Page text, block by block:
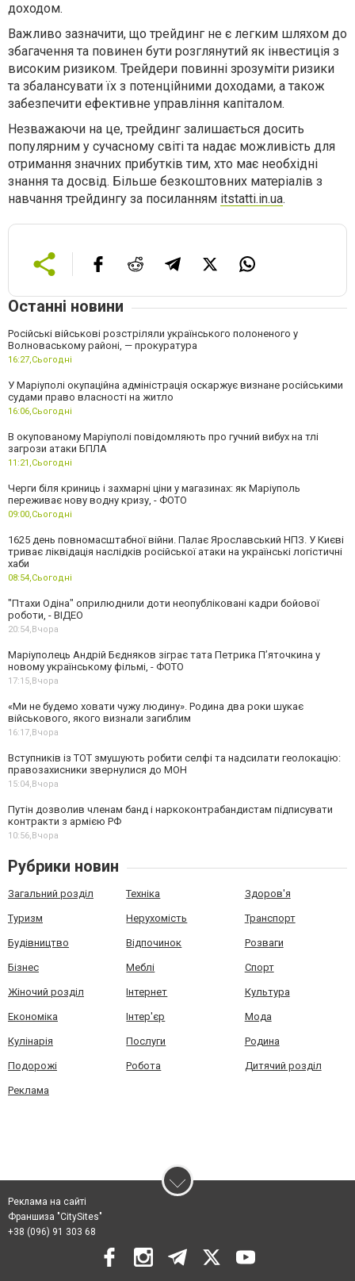
доходом.
Важливо зазначити, що трейдинг не є легким шляхом до
збагачення та повинен бути розглянутий як інвестиція з
високим ризиком. Трейдери повинні зрозуміти ризики
та збалансувати їх з потенційними доходами, а також
забезпечити ефективне управління капіталом.
Незважаючи на це, трейдинг залишається досить
популярним у сучасному світі та надає можливість для
отримання значних прибутків тим, хто має необхідні
знання та досвід. Більше безкоштовних матеріалів з
навчання трейдингу за посиланням itstatti.in.ua.
Останні новини
Російські військові розстріляли українського полоненого у
Волноваському районі, — прокуратура
16:27,Сьогодні
У Маріуполі окупаційна адміністрація оскаржує визнане російськими
судами право власності на житло
16:06,Сьогодні
В окупованому Маріуполі повідомляють про гучний вибух на тлі
загрози атаки БПЛА
11:21,Сьогодні
Черги біля криниць і захмарні ціни у магазинах: як Маріуполь
переживає нову водну кризу, - ФОТО
09:00,Сьогодні
1625 день повномасштабної війни. Палає Ярославський НПЗ. У Києві
триває ліквідація наслідків російської атаки на українські логістичні
хаби
08:54,Сьогодні
"Птахи Одіна" оприлюднили доти неопубліковані кадри бойової
роботи, - ВІДЕО
20:54, Вчора
Маріуполець Андрій Бєдняков зіграє тата Петрика П’яточкина у
новому українському фільмі, - ФОТО
17:15, Вчора
«Ми не будемо ховати чужу людину». Родина два роки шукає
військового, якого визнали загиблим
16:17, Вчора
Вступників із ТОТ змушують робити селфі та надсилати геолокацію:
правозахисники звернулися до МОН
15:04, Вчора
Путін дозволив членам банд і наркоконтрабандистам підписувати
контракти з армією РФ
10:56, Вчора
Рубрики новин
Загальний розділ Техніка Здоров'я
Туризм Нерухомість Транспорт
Будівництво Відпочинок Розваги
Бізнес Меблі Спорт
Жіночий розділ Інтернет Культура
Економіка Інтер'єр Мода
Кулінарія Послуги Родина
Подорожі Робота Дитячий розділ
Реклама
Реклама на сайті
Франшиза "CitySites"
+38 (096) 91 303 68